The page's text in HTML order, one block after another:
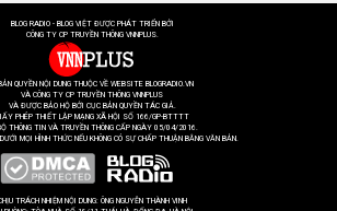
BLOG RADIO - BLOG VIỆT ĐƯỢC PHÁT TRIỂN BỞI
CÔNG TY CP TRUYỀN THÔNG VNNPLUS.
QUYỀN NỘI DUNG THUỘC VỀ WEBSITE BLOGRADIO.VN
VÀ CÔNG TY CP TRUYỀN THÔNG VNNPLUS
VÀ ĐƯỢC BẢO HỘ BỞI CỤC BẢN QUYỀN TÁC GIẢ.
PHÉP THIẾT LẬP MẠNG XÃ HỘI SỐ 166/GP-BTTTT
THÔNG TIN VÀ TRUYỀN THÔNG CẤP NGÀY 05/04/2016.
MỌI HÌNH THỨC NẾU KHÔNG CÓ SỰ CHẤP THUẬN BẰNG VĂN BẢN.
TRÁCH NHIỆM NỘI DUNG: ÔNG NGUYỄN THÀNH VINH